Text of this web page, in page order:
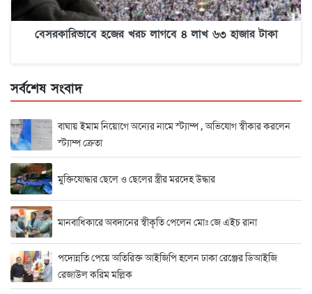
বেসরকারিভাবে হজের খরচ লাগবে ৪ লাখ ৬৩ হাজার টাকা
সর্বশেষ সংবাদ
বাঘায় ইমাম নিয়োগে অন্যের নামে স্ট্যাম্প , অভিযোগ স্বীকার করলেন
স্ট্যাম্প ক্রেতা
মুক্তিযোদ্ধার ছেলে ও ছেলের স্ত্রীর মরদেহ উদ্ধার
মানবাধিকারে অবদানের স্বীকৃতি পেলেন মোঃ জে এইচ রানা
পদোন্নতি পেয়ে অতিরিক্ত আইজিপি হলেন ঢাকা রেঞ্জের ডিআইজি
রেজাউল করিম মল্লিক